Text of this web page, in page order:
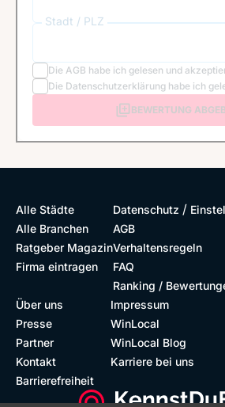
Stadt / PLZ
Die AGB habe ich gelesen und
Die Datenschutzerklärung habe ich
BEWERTUNG
Alle Städte
Alle Branchen
Ratgeber Magazin
Firma eintragen
Datenschutz /
AGB
Verhaltensregeln
FAQ
Ranking /
Über uns
Presse
Partner
Kontakt
Barrierefreiheit
Impressum
WinLocal
WinLocal Blog
Karriere bei uns